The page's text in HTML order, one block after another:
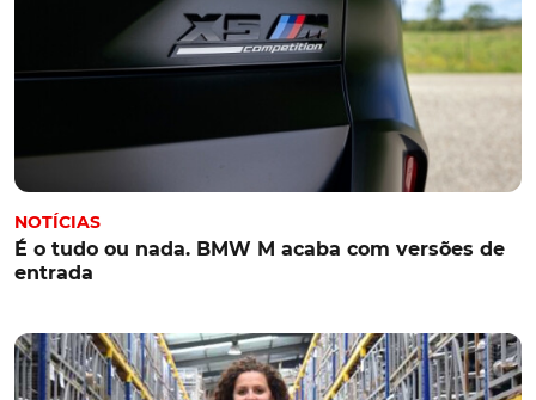
NOTÍCIAS
É o tudo ou nada. BMW M acaba com versões de
entrada